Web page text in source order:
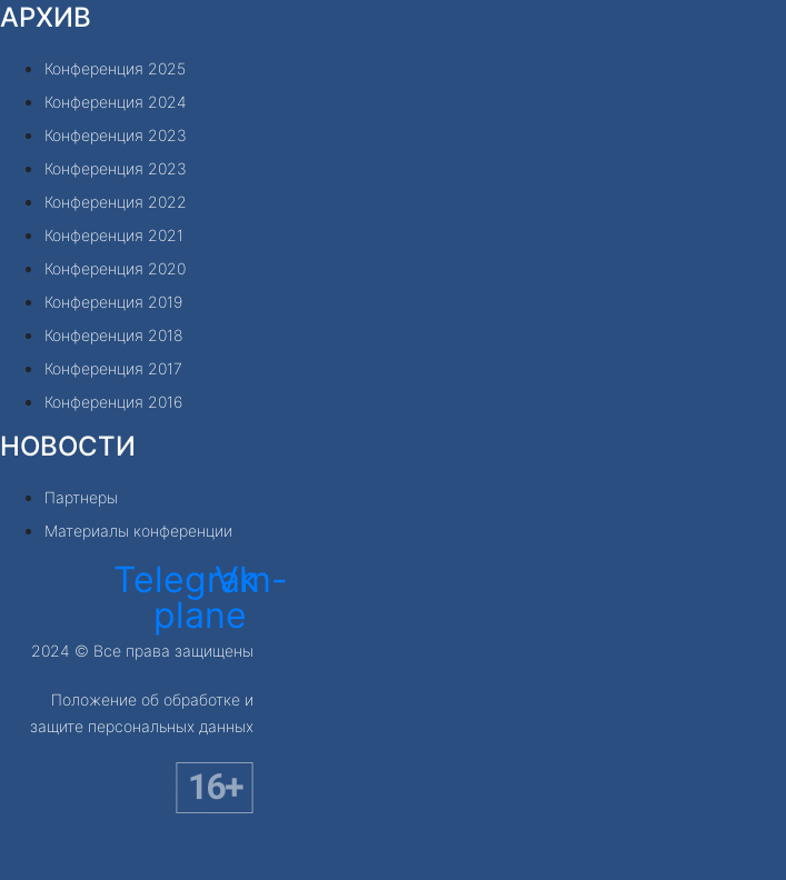
АРХИВ
Конференция 2025
Конференция 2024
Конференция 2023
Конференция 2023
Конференция 2022
Конференция 2021
Конференция 2020
Конференция 2019
Конференция 2018
Конференция 2017
Конференция 2016
НОВОСТИ
Партнеры
Материалы конференции
Telegram-
plane
Vk
2024 © Все права защищены
Положение об обработке и
защите персональных данных